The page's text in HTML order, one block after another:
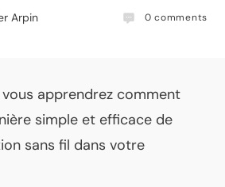
Arpin 0 comments
apprendrez comment
simple et efficace de
sans fil dans votre